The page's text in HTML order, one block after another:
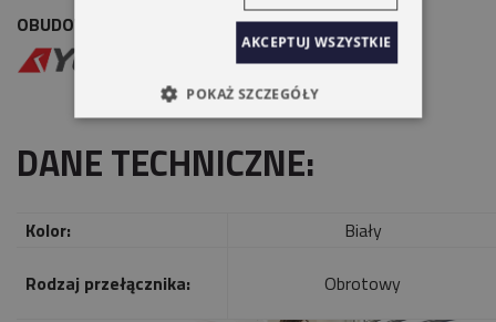
OBUDOWA NATYNKOWA JEDNOKROTNA YOODA
DANE TECHNICZNE:
Kolor:
Biały
Rodzaj przełącznika:
Obrotowy
AKCEPTUJ WSZYSTKIE
POKAŻ SZCZEGÓŁY